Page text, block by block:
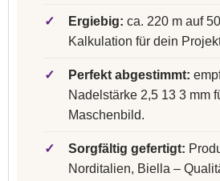
✓ Ergiebig: ca. 220 m auf
Kalkulation für dein
✓ Perfekt abgestimmt:
Nadelstärke 2,5 13 3 mm
Maschenbild.
✓ Sorgfältig gefertigt:
Norditalien, Biella –